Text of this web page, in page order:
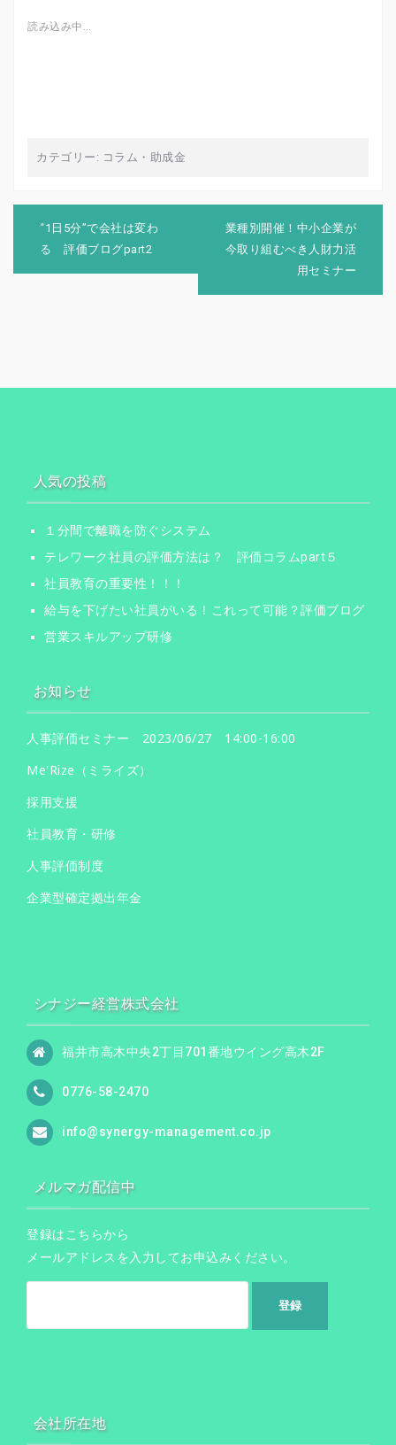
読み込み中…
カテゴリー: コラム ・ 助成金
ゲ
“1日5分”で会社は変わ
る 評価ブログpart2
業種別開催！中小企業が
今取り組むべき人財力活
用セミナー
人気の投稿
１分間で離職を防ぐシステム
テレワーク社員の評価方法は？ 評価コラムpart５
社員教育の重要性！！！
給与を下げたい社員がいる！これって可能？評価ブログ
営業スキルアップ研修
お知らせ
人事評価セミナー 2023/06/27 14:00-16:00
Me'Rize（ミライズ）
採用支援
社員教育・研修
人事評価制度
企業型確定拠出年金
シナジー経営株式会社
福井市高木中央2丁目701番地ウイング高木2F
0776-58-2470
info@synergy-management.co.jp
メルマガ配信中
登録はこちらから
メールアドレスを入力してお申込みください。
会社所在地